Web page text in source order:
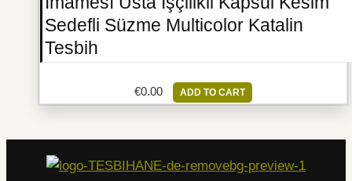
Sedefli Süzme Multicolor Katalin
Tesbih
€0.00 ADD TO CART